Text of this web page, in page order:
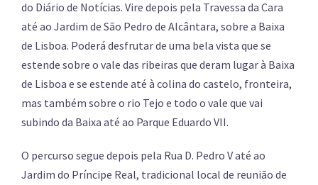
do Diário de Notícias. Vire depois pela Travessa da Cara
até ao Jardim de São Pedro de Alcântara, sobre a Baixa
de Lisboa. Poderá desfrutar de uma bela vista que se
estende sobre o vale das ribeiras que deram lugar à Baixa
de Lisboa e se estende até à colina do castelo, fronteira,
mas também sobre o rio Tejo e todo o vale que vai
subindo da Baixa até ao Parque Eduardo VII.
O percurso segue depois pela Rua D. Pedro V até ao
Jardim do Príncipe Real, tradicional local de reunião de